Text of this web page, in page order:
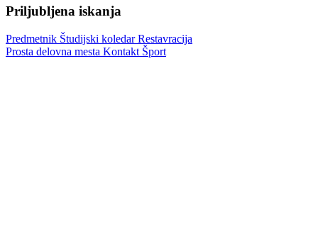
Priljubljena iskanja
Predmetnik Študijski koledarRestavracija
Prosta delovna mesta Kontakt Šport